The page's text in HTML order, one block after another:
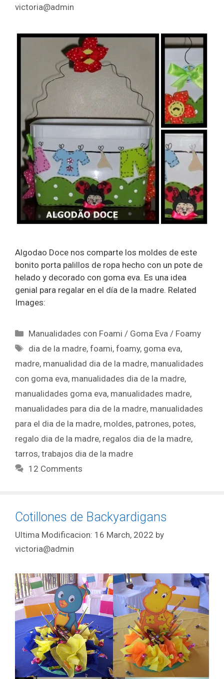
victoria@admin
Algodao Doce nos comparte los moldes de este
bonito porta palillos de ropa hecho con un pote de
helado y decorado con goma eva. Es una idea
genial para regalar en el día de la madre. Related
Images:
Manualidades con Foami / Goma Eva / Foamy
dia de la madre,foami,foamy, goma eva,
madre, manualidad dia de la madre, manualidades
con goma eva, manualidades dia de la madre,
manualidades goma eva, manualidades madre,
manualidades para dia de la madre, manualidades
para el dia de la madre, moldes, patrones, potes,
regalo dia de la madre, regalos dia de la madre,
tarros, trabajos dia de la madre
12 Comments
Cotillones de Backyardigans
16 March, 2022 by
victoria@admin